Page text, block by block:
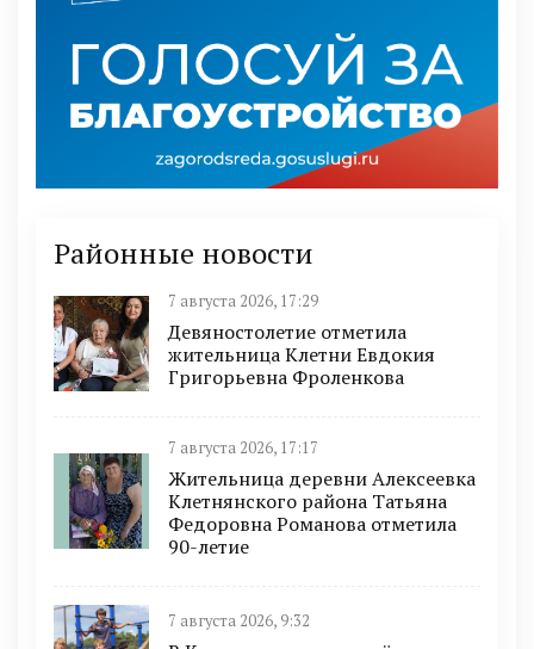
Районные новости
7 августа 2026, 17:29
Девяностолетие отметила
жительница Клетни Евдокия
Григорьевна Фроленкова
7 августа 2026, 17:17
Жительница деревни Алексеевка
Клетнянского района Татьяна
Федоровна Романова отметила
90-летие
7 августа 2026, 9:32